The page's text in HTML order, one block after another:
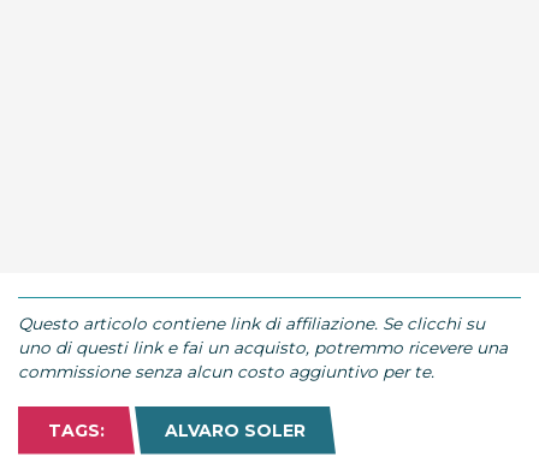
Questo articolo contiene link di affiliazione. Se clicchi su
uno di questi link e fai un acquisto, potremmo ricevere una
commissione senza alcun costo aggiuntivo per te.
TAGS: ALVARO SOLER